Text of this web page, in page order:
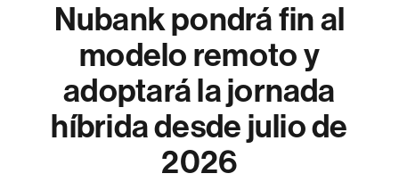
Nubank pondrá fin al
modelo remoto y
adoptará la jornada
híbrida desde julio de
2026